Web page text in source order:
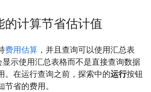
的计算节省估计值
费用估算 ，并且查询可以使用汇总表
显示使用汇总表格而不是直接查询数据
。在运行查询之前，探索中的运行按钮
省的费用。